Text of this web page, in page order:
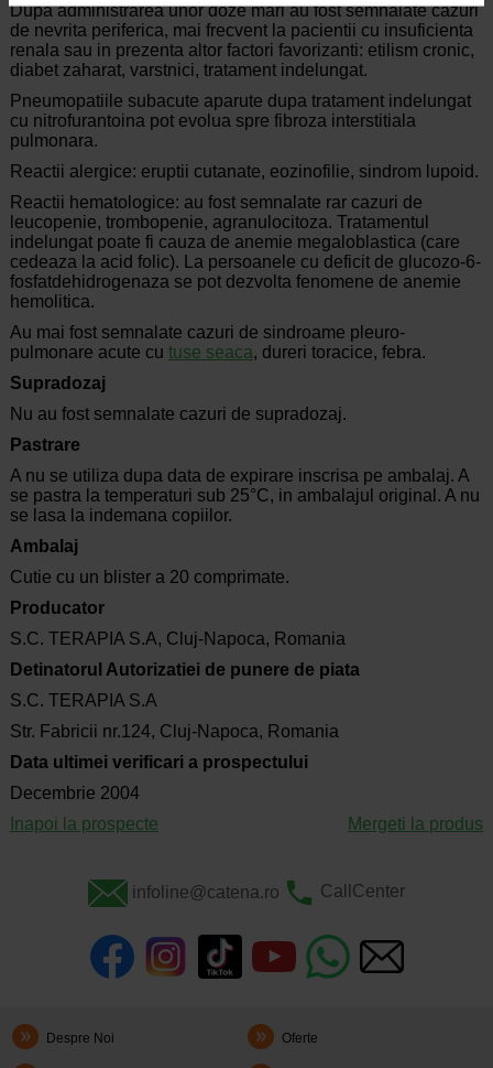
Dupa administrarea unor doze mari au fost semnalate cazuri
de nevrita periferica, mai frecvent la pacientii cu insuficienta
renala sau in prezenta altor factori favorizanti: etilism cronic,
diabet zaharat, varstnici, tratament indelungat.
Pneumopatiile subacute aparute dupa tratament indelungat
cu nitrofurantoina pot evolua spre fibroza interstitiala
pulmonara.
Reactii alergice: eruptii cutanate, eozinofilie, sindrom lupoid.
Reactii hematologice: au fost semnalate rar cazuri de
leucopenie, trombopenie, agranulocitoza. Tratamentul
indelungat poate fi cauza de anemie megaloblastica (care
cedeaza la acid folic). La persoanele cu deficit de glucozo-6-
fosfatdehidrogenaza se pot dezvolta fenomene de anemie
hemolitica.
Au mai fost semnalate cazuri de sindroame pleuro-
pulmonare acute cu tuse seaca, dureri toracice, febra.
Supradozaj
Nu au fost semnalate cazuri de supradozaj.
Pastrare
A nu se utiliza dupa data de expirare inscrisa pe ambalaj. A
se pastra la temperaturi sub 25°C, in ambalajul original. A nu
se lasa la indemana copiilor.
Ambalaj
Cutie cu un blister a 20 comprimate.
Producator
S.C. TERAPIA S.A, Cluj-Napoca, Romania
Detinatorul Autorizatiei de punere de piata
S.C. TERAPIA S.A
Str. Fabricii nr.124, Cluj-Napoca, Romania
Data ultimei verificari a prospectului
Decembrie 2004
Inapoi la prospecte
Mergeti la produs
infoline@catena.ro CallCenter
Despre Noi Oferte